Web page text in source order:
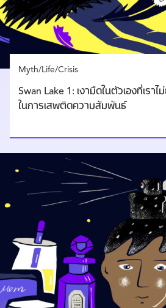
Myth/Life/Crisis
Swan Lake 1: เงามืดในตัวเองที่เรา
ในการเสพติดความสัมพันธ์